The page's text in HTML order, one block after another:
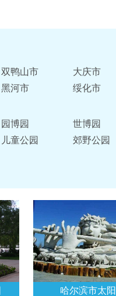
双鸭山市
大庆市
黑河市
绥化市
园博园
世博园
儿童公园
郊野公园
哈尔滨市太